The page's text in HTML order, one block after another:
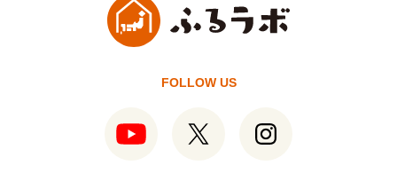
FOLLOW US